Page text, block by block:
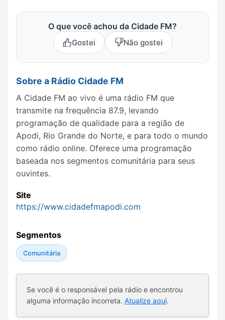
O que você achou da Cidade FM?
Gostei Não gostei
Sobre a Rádio Cidade FM
A Cidade FM ao vivo é uma rádio FM que
transmite na frequência 87.9, levando
programação de qualidade para a região de
Apodi, Rio Grande do Norte, e para todo o mundo
como rádio online. Oferece uma programação
baseada nos segmentos comunitária para seus
ouvintes.
Site
https://www.cidadefmapodi.com
Segmentos
Comunitária
Se você é o responsável pela rádio e encontrou
alguma informação incorreta. Atualize aqui.